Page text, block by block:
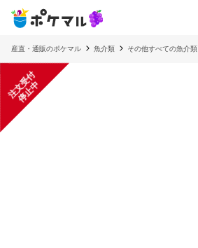
産直・通販のポケマル 魚介類 その他すべての魚介類
注
文
受
付
停
止
中